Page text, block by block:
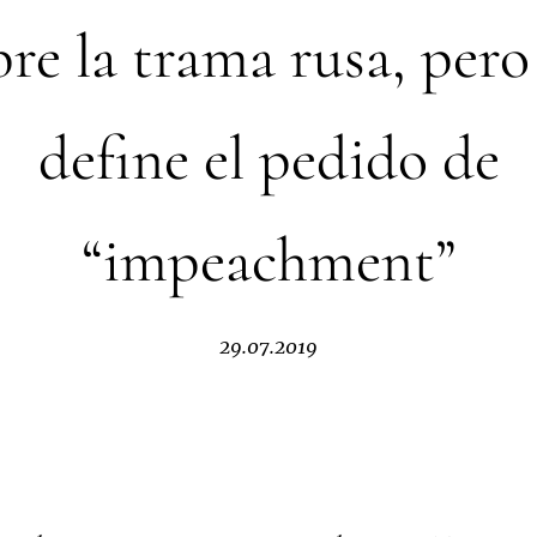
la trama rusa,
define el pedido de
“impeachment”
29.07.2019